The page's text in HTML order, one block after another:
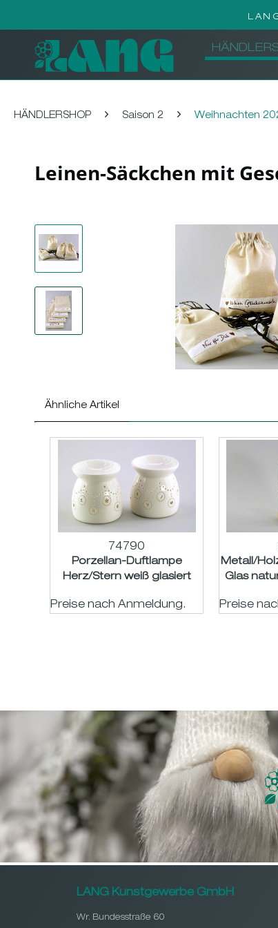
HÄNDLERSHOP Saison 2 Weihnachten
Leinen-Säckchen mit
Ähnliche Artikel
74790
Porzellan-Duftlampe
Herz/Stern weiß glasiert
Preise nach Anmeldung.
Metall/
Glas
Preise
LANG Kunstgewerbe GmbH
Wr. Bundesstraße 60